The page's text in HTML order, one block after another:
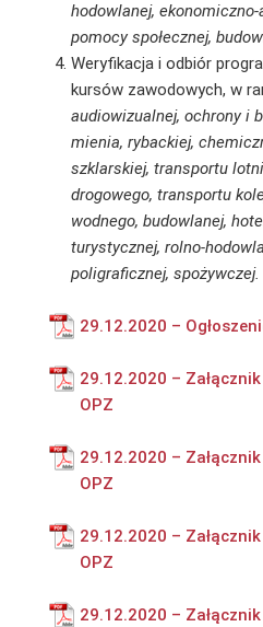
hodowlanej,
pomocy społecznej,
Weryfikacja i odbiór
kursów zawodowych, w
audiowizualnej, ochrony i
mienia, rybackiej,
szklarskiej, transportu
drogowego, transportu
wodnego, budowlanej,
turystycznej, rolno-
poligraficznej, spożywczej.
29.12.2020 –
29.12.2020 –
OPZ
29.12.2020 –
OPZ
29.12.2020 –
OPZ
29.12.2020 –